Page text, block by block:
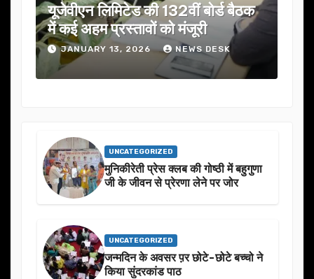
यूजेवीएन लिमिटेड की 132वीं बोर्ड बैठक
में कई अहम प्रस्तावों को मंजूरी
JANUARY 13, 2026 NEWS DESK
UNCATEGORIZED
मुनिकीरेती प्रेस क्लब की गोष्ठी में बहुगुणा
जी के जीवन से प्रेरणा लेने पर जोर
UNCATEGORIZED
जन्मदिन के अवसर प़र छोटे-छोटे बच्चो ने
किया सुंदरकांड पाठ